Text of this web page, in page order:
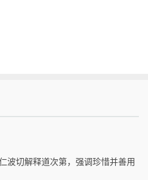
波切解释道次第，强调珍惜并善用